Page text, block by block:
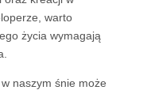
warto
życia wymagają
naszym śnie może